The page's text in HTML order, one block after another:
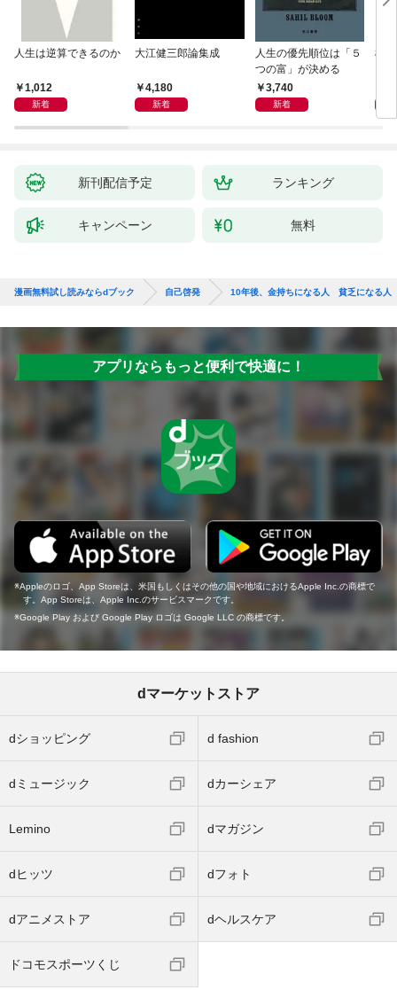
人生は逆算できるのか
1,012
新着
大江健三郎論集成
4,180
新着
人生の優先順位は「５
つの富」が決める
3,740
新着
極
新刊配信予定 ランキング
キャンペーン 無料
漫画無料試し読みならdブック 自己啓発 10年後、金持ちになる人 貧乏になる人
アプリならもっと便利で快適に！
Appleのロゴ、App Storeは、米国もしくはその他の国や地域におけるApple Inc.の商標で
す。App Storeは、Apple Inc.のサービスマークです。
Google Play および Google Play ロゴは Google LLC の商標です。
dマーケットストア
dショッピング d fashion
dミュージック dカーシェア
Lemino dマガジン
dヒッツ dフォト
dアニメストア dヘルスケア
ドコモスポーツくじ